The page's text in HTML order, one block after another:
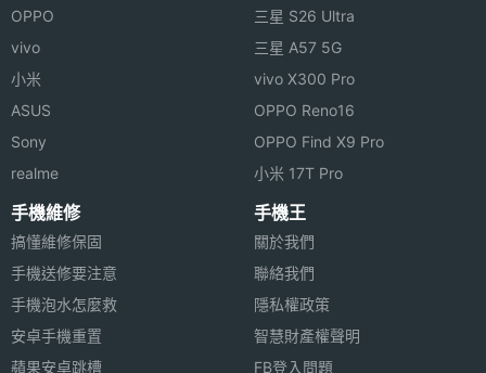
OPPO
vivo
小米
ASUS
Sony
realme
三星 S26 Ultra
三星 A57 5G
vivo X300 Pro
OPPO Reno16
OPPO Find X9 Pro
小米 17T Pro
手機維修
搞懂維修保固
手機送修要注意
手機泡水怎麼救
安卓手機重置
蘋果安卓跳槽
手機王
關於我們
聯絡我們
隱私權政策
智慧財產權聲明
FB登入問題